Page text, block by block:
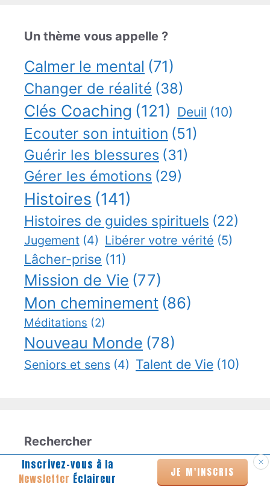
Un thème vous appelle ?
Calmer le mental (71)
Changer de réalité (38)
Clés Coaching (121) Deuil (10)
Ecouter son intuition (51)
Guérir les blessures (31)
Gérer les émotions (29)
Histoires (141)
Histoires de guides spirituels (22)
Jugement (4) Libérer votre vérité (5)
Lâcher-prise (11)
Mission de Vie (77)
Mon cheminement (86)
Méditations (2)
Nouveau Monde (78)
Seniors et sens (4) Talent de Vie (10)
Rechercher
Rechercher
Inscrivez-vous à la
Newsletter Éclaireur JE M'INSCRIS